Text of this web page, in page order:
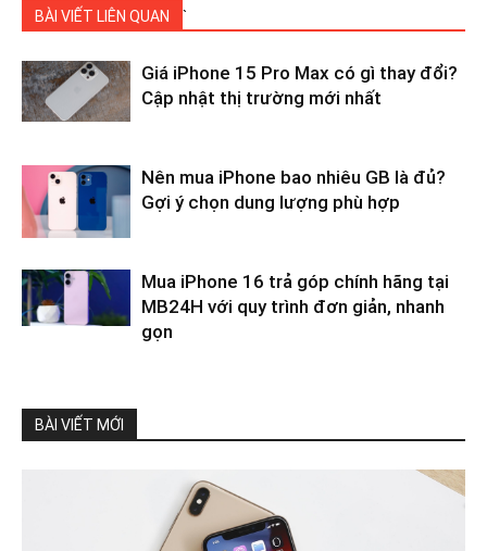
BÀI VIẾT LIÊN QUAN `
Giá iPhone 15 Pro Max có gì thay đổi?
Cập nhật thị trường mới nhất
Nên mua iPhone bao nhiêu GB là đủ?
Gợi ý chọn dung lượng phù hợp
Mua iPhone 16 trả góp chính hãng tại
MB24H với quy trình đơn giản, nhanh
gọn
BÀI VIẾT MỚI